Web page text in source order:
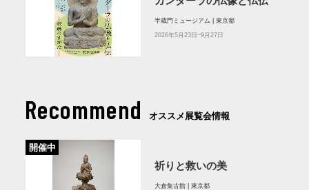
半蔵門ミュージアム | 東京都
2026年5月23日~9月27日
Recommend オススメ展覧会情報
開催中
祈りと救いの美
大倉集古館 | 東京都